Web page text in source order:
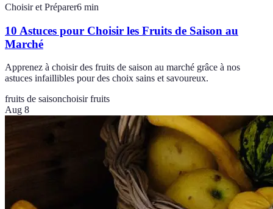
Choisir et Préparer6 min
10 Astuces pour Choisir les Fruits de Saison au
Marché
Apprenez à choisir des fruits de saison au marché grâce à nos
astuces infaillibles pour des choix sains et savoureux.
fruits de saisonchoisir fruits
Aug 8